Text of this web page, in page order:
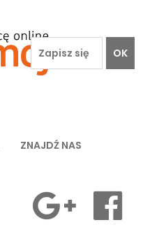
OK
ZNAJDŹ NAS